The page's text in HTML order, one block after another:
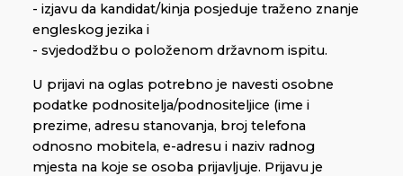
- izjavu da kandidat/kinja posjeduje traženo znanje
engleskog jezika i
- svjedodžbu o položenom državnom ispitu.
U prijavi na oglas potrebno je navesti osobne
podatke podnositelja/podnositeljice (ime i
prezime, adresu stanovanja, broj telefona
odnosno mobitela, e-adresu i naziv radnog
mjesta na koje se osoba prijavljuje. Prijavu je